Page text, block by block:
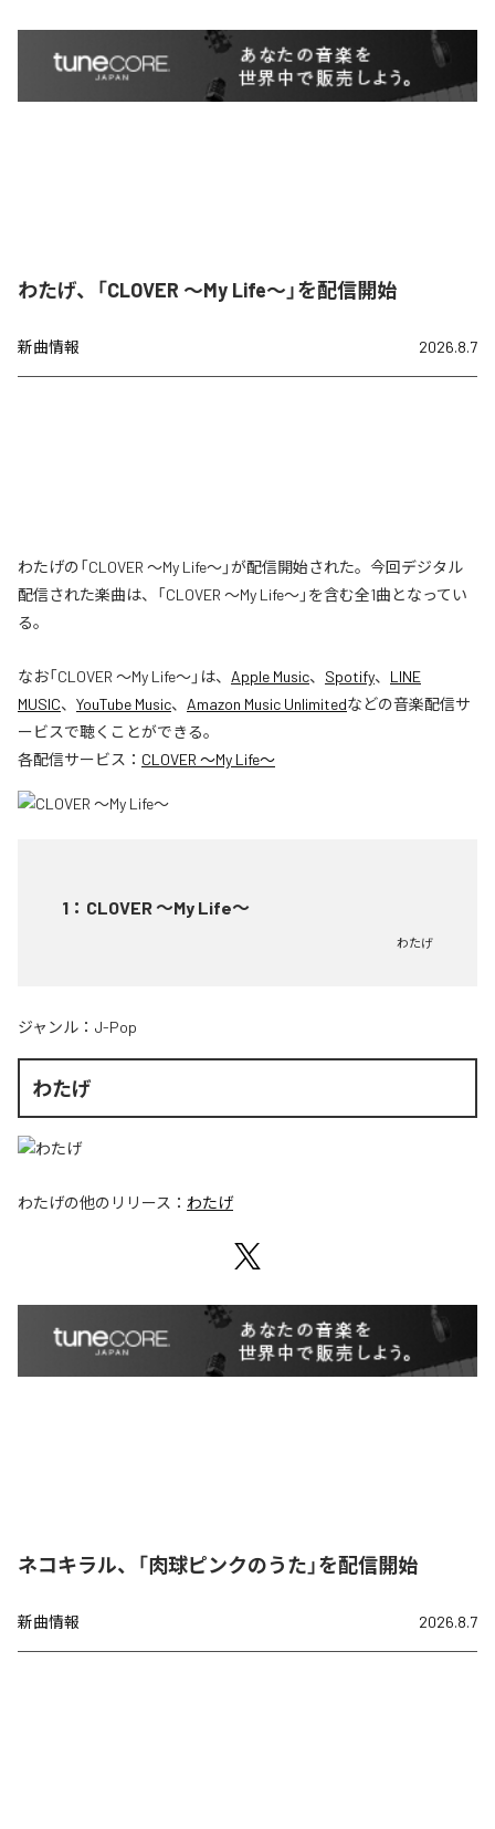
わたげ、「CLOVER ～My Life～」を配信開始
新曲情報 2026.8.7
わたげの「CLOVER ～My Life～」が配信開始された。今回デジタル
配信された楽曲は、「CLOVER ～My Life～」を含む全1曲となってい
る。
なお「CLOVER ～My Life～」は、 Apple Music、 Spotify、 LINE
MUSIC、 YouTube Music、 Amazon Music Unlimitedなどの音楽配信サ
ービスで聴くことができる。
各配信サービス： CLOVER ～My Life～
1 ： CLOVER ～My Life～
わたげ
ジャンル： J-Pop
わたげ
わたげの他のリリース： わたげ
ネコキラル、「肉球ピンクのうた」を配信開始
新曲情報 2026.8.7